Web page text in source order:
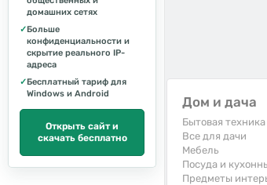
домашних сетях
✓Больше
конфиденциальности и
скрытие реального IP-
адреса
✓Бесплатный тариф для
Windows и Android
Открыть сайт и
скачать бесплатно
Дом и дача
Бытовая техника
Все для дачи
Мебель
Посуда и
Предметы